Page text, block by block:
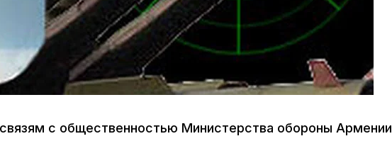
с общественностью Министерства обороны Армении